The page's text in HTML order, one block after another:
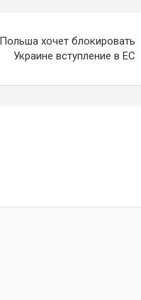
хочет блокировать
Украине вступление в ЕС